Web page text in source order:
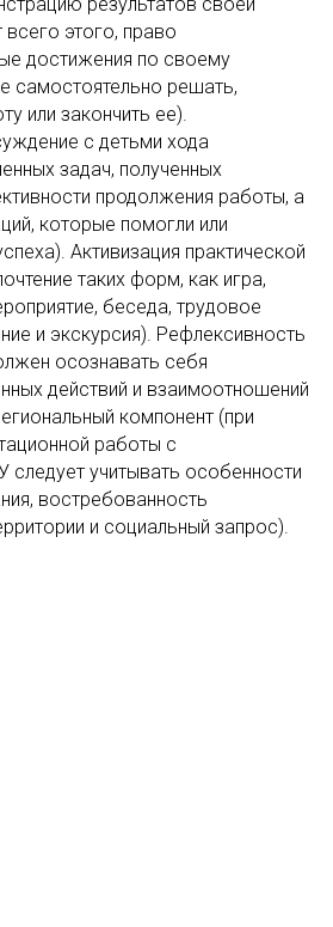
этого, право
достижения по своему
самостоятельно решать,
или закончить ее).
с детьми хода
задач, полученных
продолжения работы, а
которые помогли или
Активизация практической
таких форм, как игра,
беседа, трудовое
и экскурсия). Рефлексивность
осознавать себя
действий и взаимоотношений
компонент (при
работы с
следует учитывать особенности
востребованность
и социальный запрос).